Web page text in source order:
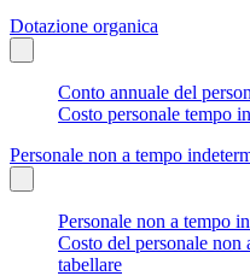
Dotazione organica
Conto annuale del
Costo personale tempo
Personale non a tempo
Personale non a tempo
Costo del personale
tabellare